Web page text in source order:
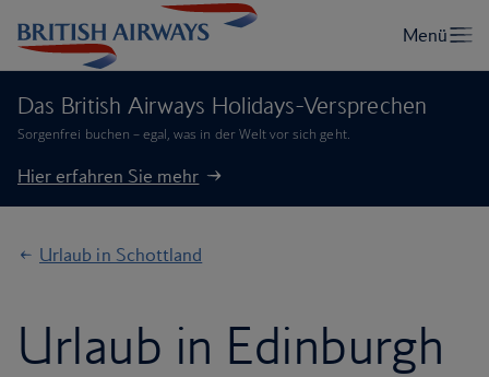
Das British Airways Holidays-Versprechen
Sorgenfrei buchen – egal, was in der Welt vor sich geht.
Hier erfahren Sie mehr
Urlaub in Schottland
Urlaub in Edinburgh